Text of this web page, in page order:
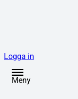
Logga in
Meny